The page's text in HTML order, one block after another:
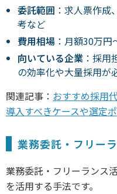
委託範囲 ：求人票作
考など
費用相場 ：月額30万
向いている企業 ：採用
の効率化や大量採用が
関連記事： おすすめ採用
導入すべきケースや選定
業務委託・フリー
業務委託・フリーランス
を活用する手法です。